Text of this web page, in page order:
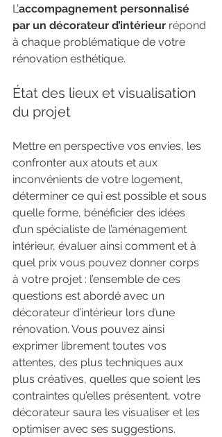
L’accompagnement personnalisé
par un décorateur d’intérieur répond
à chaque problématique de votre
rénovation esthétique.
État des lieux et visualisation
du projet
Mettre en perspective vos envies, les
confronter aux atouts et aux
inconvénients de votre logement,
déterminer ce qui est possible et sous
quelle forme, bénéficier des idées
d’un spécialiste de l’aménagement
intérieur, évaluer ainsi comment et à
quel prix vous pouvez donner corps
à votre projet : l’ensemble de ces
questions est abordé avec un
décorateur d’intérieur lors d’une
rénovation. Vous pouvez ainsi
exprimer librement toutes vos
attentes, des plus techniques aux
plus créatives, quelles que soient les
contraintes qu’elles présentent, votre
décorateur saura les visualiser et les
optimiser avec ses suggestions.